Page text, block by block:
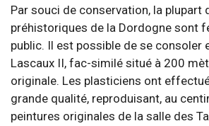
Par souci de conservation, la plupart
préhistoriques de la Dordogne sont
public. Il est possible de se consoler
Lascaux II, fac-similé situé à 200
originale. Les plasticiens ont
grande qualité, reproduisant, au
peintures originales de la salle des